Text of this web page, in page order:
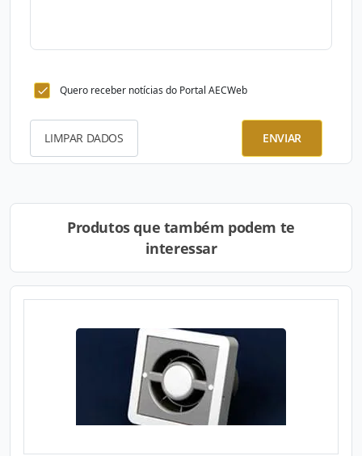
Quero receber notícias do Portal AECWeb
LIMPAR DADOS ENVIAR
Produtos que também podem te
interessar